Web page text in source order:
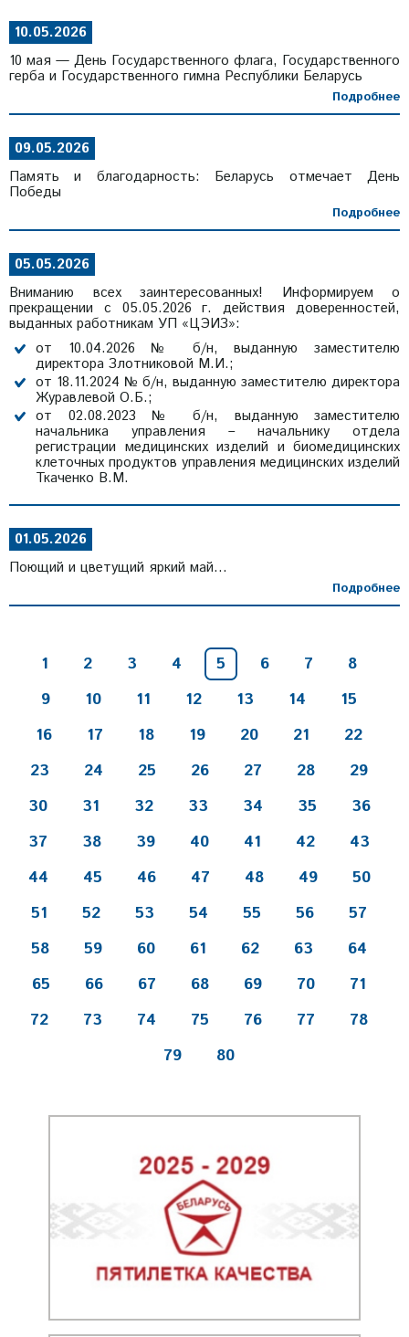
10.05.2026
10 мая — День Государственного флага, Государственного
герба и Государственного гимна Республики Беларусь
Подробнее
09.05.2026
Память и благодарность: Беларусь отмечает День
Победы
Подробнее
05.05.2026
Вниманию всех заинтересованных! Информируем о
прекращении с 05.05.2026 г. действия доверенностей,
выданных работникам УП «ЦЭИЗ»:
от 10.04.2026 № б/н, выданную заместителю
директора Злотниковой М.И.;
от 18.11.2024 № б/н, выданную заместителю директора
Журавлевой О.Б.;
от 02.08.2023 № б/н, выданную заместителю
начальника управления – начальнику отдела
регистрации медицинских изделий и биомедицинских
клеточных продуктов управления медицинских изделий
Ткаченко В.М.
01.05.2026
Поющий и цветущий яркий май...
Подробнее
1 2 3 4 5 6 7
8
9
10 11 12 13 14
15
16
17 18 19 20 21
22
23
24 25 26 27 28
29
30
31 32 33 34 35
36
37
38 39 40 41 42
43
44
45 46 47 48 49
50
51
52 53 54 55 56
57
58
59 60 61 62 63
64
65
66 67 68 69 70
71
72
73 74 75 76 77
78
79
80